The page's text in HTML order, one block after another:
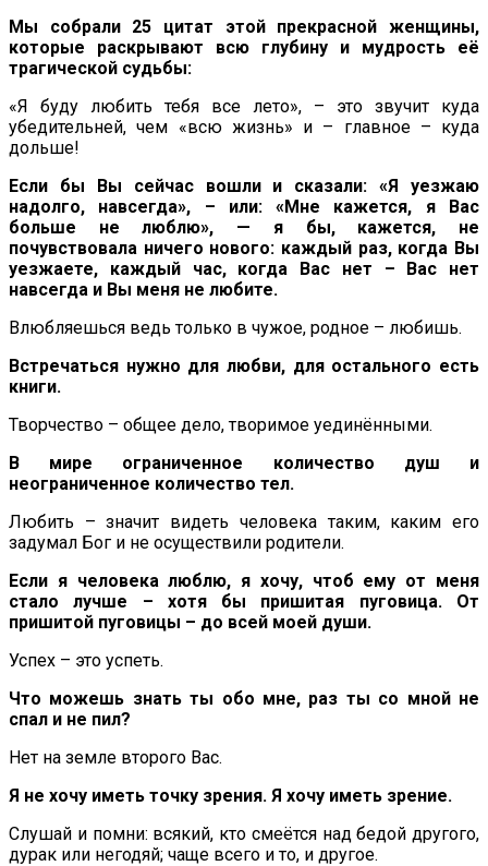
Мы собрали 25 цитат этой прекрасной женщины,
которые раскрывают всю глубину и мудрость её
трагической судьбы:
«Я буду любить тебя все лето», – это звучит куда
убедительней, чем «всю жизнь» и – главное – куда
дольше!
Если бы Вы сейчас вошли и сказали: «Я уезжаю
надолго, навсегда», – или: «Мне кажется, я Вас
больше не люблю», — я бы, кажется, не
почувствовала ничего нового: каждый раз, когда Вы
уезжаете, каждый час, когда Вас нет – Вас нет
навсегда и Вы меня не любите.
Влюбляешься ведь только в чужое, родное – любишь.
Встречаться нужно для любви, для остального есть
книги.
Творчество – общее дело, творимое уединёнными.
В мире ограниченное количество душ и
неограниченное количество тел.
Любить – значит видеть человека таким, каким его
задумал Бог и не осуществили родители.
Если я человека люблю, я хочу, чтоб ему от меня
стало лучше – хотя бы пришитая пуговица. От
пришитой пуговицы – до всей моей души.
Успех – это успеть.
Что можешь знать ты обо мне, раз ты со мной не
спал и не пил?
Нет на земле второго Вас.
Я не хочу иметь точку зрения. Я хочу иметь зрение.
Слушай и помни: всякий, кто смеётся над бедой другого,
дурак или негодяй; чаще всего и то, и другое.